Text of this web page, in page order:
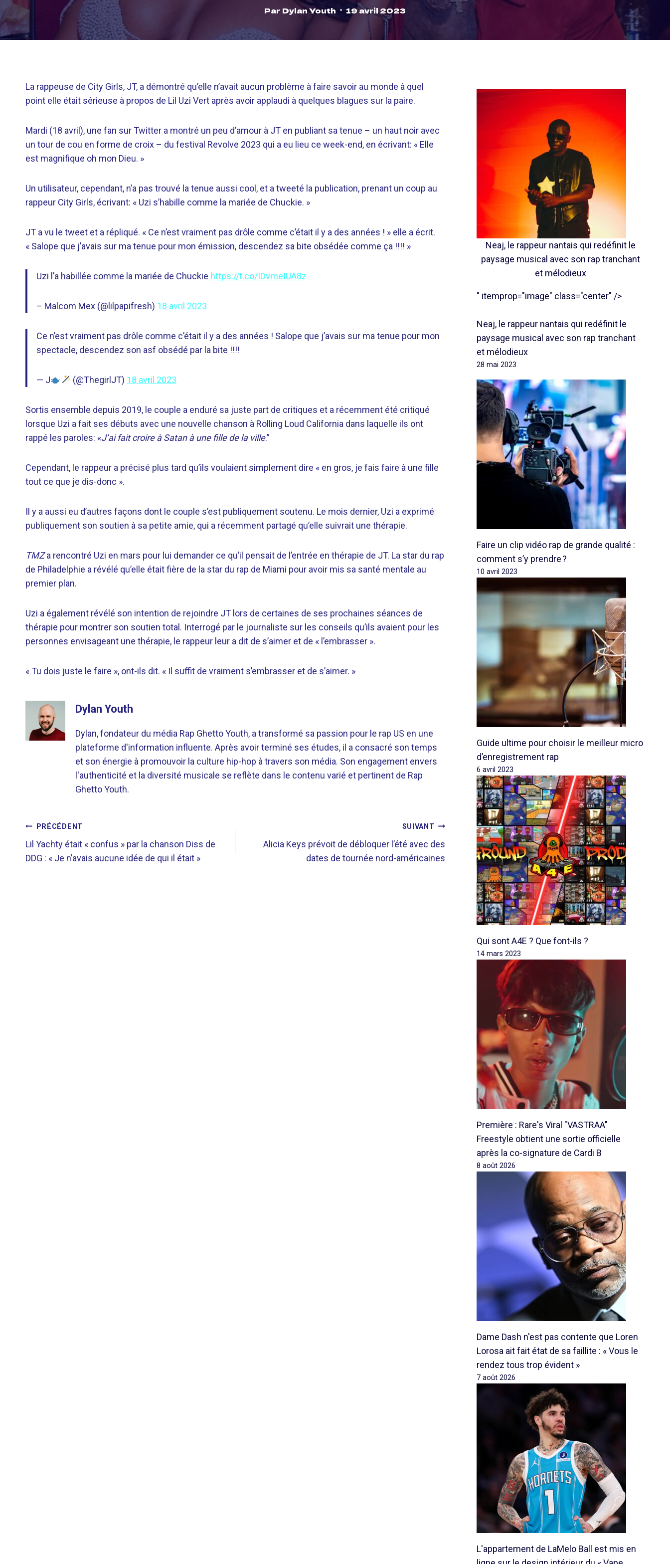
Par Dylan Youth 19 avril 2023
La rappeuse de City Girls, JT, a démontré qu’elle n’avait aucun problème à faire savoir au monde à quel
point elle était sérieuse à propos de Lil Uzi Vert après avoir applaudi à quelques blagues sur la paire.
Mardi (18 avril), une fan sur Twitter a montré un peu d’amour à JT en publiant sa tenue – un haut noir avec
un tour de cou en forme de croix – du festival Revolve 2023 qui a eu lieu ce week-end, en écrivant: « Elle
est magnifique oh mon Dieu. »
Un utilisateur, cependant, n’a pas trouvé la tenue aussi cool, et a tweeté la publication, prenant un coup au
rappeur City Girls, écrivant: « Uzi s’habille comme la mariée de Chuckie. »
JT a vu le tweet et a répliqué. « Ce n’est vraiment pas drôle comme c’était il y a des années ! » elle a écrit.
« Salope que j’avais sur ma tenue pour mon émission, descendez sa bite obsédée comme ça !!!! »
Uzi l’a habillée comme la mariée de Chuckie https://t.co/IDvmeIUA8z
– Malcom Mex (@lilpapifresh) 18 avril 2023
Ce n’est vraiment pas drôle comme c’était il y a des années ! Salope que j’avais sur ma tenue pour mon
spectacle, descendez son asf obsédé par la bite !!!!
— J (@ThegirlJT) 18 avril 2023
Sortis ensemble depuis 2019, le couple a enduré sa juste part de critiques et a récemment été critiqué
lorsque Uzi a fait ses débuts avec une nouvelle chanson à Rolling Loud California dans laquelle ils ont
rappé les paroles: «J’ai fait croire à Satan à une fille de la ville.”
Cependant, le rappeur a précisé plus tard qu’ils voulaient simplement dire « en gros, je fais faire à une fille
tout ce que je dis-donc ».
Il y a aussi eu d’autres façons dont le couple s’est publiquement soutenu. Le mois dernier, Uzi a exprimé
publiquement son soutien à sa petite amie, qui a récemment partagé qu’elle suivrait une thérapie.
TMZa rencontré Uzi en mars pour lui demander ce qu’il pensait de l’entrée en thérapie de JT. La star du rap
de Philadelphie a révélé qu’elle était fière de la star du rap de Miami pour avoir mis sa santé mentale au
premier plan.
Uzi a également révélé son intention de rejoindre JT lors de certaines de ses prochaines séances de
thérapie pour montrer son soutien total. Interrogé par le journaliste sur les conseils qu’ils avaient pour les
personnes envisageant une thérapie, le rappeur leur a dit de s’aimer et de « l’embrasser ».
« Tu dois juste le faire », ont-ils dit. « Il suffit de vraiment s’embrasser et de s’aimer. »
Dylan Youth
Dylan, fondateur du média Rap Ghetto Youth, a transformé sa passion pour le rap US en une
plateforme d'information influente. Après avoir terminé ses études, il a consacré son temps
et son énergie à promouvoir la culture hip-hop à travers son média. Son engagement envers
l'authenticité et la diversité musicale se reflète dans le contenu varié et pertinent de Rap
Ghetto Youth.
NAVIGATION
DE
PRÉCÉDENT
Lil Yachty était « confus » par la chanson Diss de
DDG : « Je n’avais aucune idée de qui il était »
SUIVANT
Alicia Keys prévoit de débloquer l’été avec des
dates de tournée nord-américaines
Neaj, le rappeur nantais qui redéfinit le
paysage musical avec son rap tranchant
et mélodieux
" itemprop="image" class="center" />
Neaj, le rappeur nantais qui redéfinit le
paysage musical avec son rap tranchant
et mélodieux
28 mai 2023
Faire un clip vidéo rap de grande qualité :
comment s’y prendre ?
10 avril 2023
Guide ultime pour choisir le meilleur micro
d’enregistrement rap
6 avril 2023
Qui sont A4E ? Que font-ils ?
14 mars 2023
Première : Rare's Viral "VASTRAA"
Freestyle obtient une sortie officielle
après la co-signature de Cardi B
8 août 2026
Dame Dash n'est pas contente que Loren
Lorosa ait fait état de sa faillite : « Vous le
rendez tous trop évident »
7 août 2026
L'appartement de LaMelo Ball est mis en